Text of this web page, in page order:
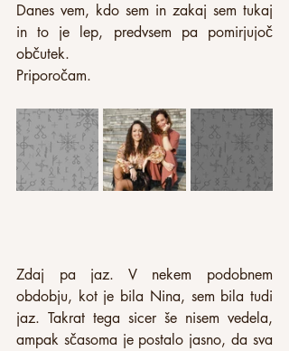
Danes vem, kdo sem in zakaj sem tukaj
in to je lep, predvsem pa pomirjujoč
občutek.
Priporočam.
Zdaj pa jaz. V nekem podobnem
obdobju, kot je bila Nina, sem bila tudi
jaz. Takrat tega sicer še nisem vedela,
ampak sčasoma je postalo jasno, da sva